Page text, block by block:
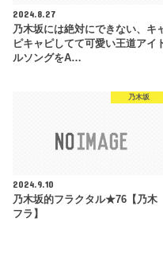
2024.8.27
乃木坂には絶対にできない、キ
ピキャピしてて可愛い王道アイ
ルソングをA…
乃木坂
2024.9.10
乃木坂的フラクタル★76【乃木
フラ】